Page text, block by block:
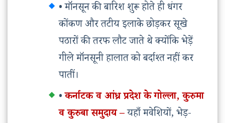
• मॉनसून की बारिश शुरू होते ही धंगर
कोंकण और तटीय इलाके छोड़कर सूखे
पठारों की तरफ लौट जाते थे क्योंकि भेड़ें
गीले मॉनसूनी हालात को बर्दाश्त नहीं कर
पातीं।
•कर्नाटक व आंध्र प्रदेश के गोल्ला, कुरुमा
व कुरुबा समुदाय –यहाँ मवेशियों, भेड़-